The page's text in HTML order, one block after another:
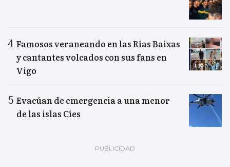
Famosos veraneando en las Rías Baixas
y cantantes volcados con sus fans en
Vigo
Evacúan de emergencia a una menor
de las islas Cíes